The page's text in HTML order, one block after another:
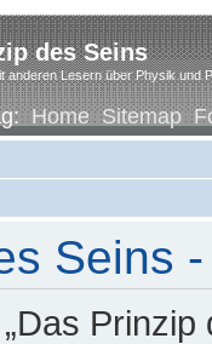
des Seins
anderen Lesern über Physik und
Home Sitemap
Seins